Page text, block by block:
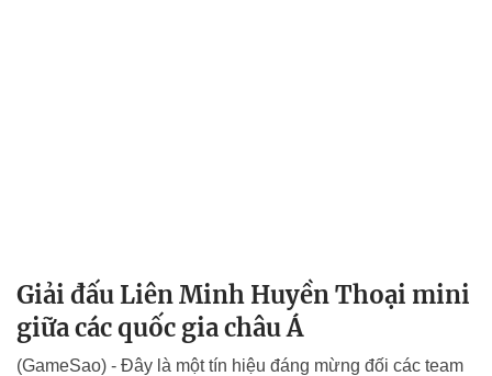
Giải đấu Liên Minh Huyền Thoại mini
giữa các quốc gia châu Á
(GameSao) - Đây là một tín hiệu đáng mừng đối các team